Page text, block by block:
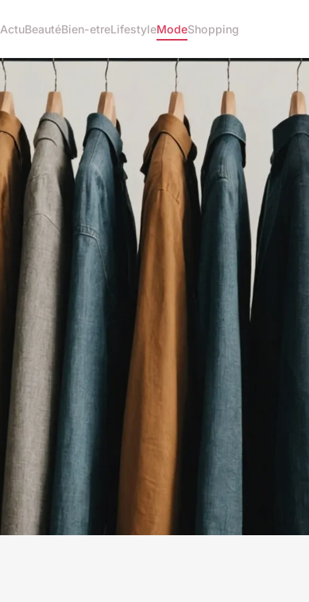
ActuBeautéBien-etreLifestyleModeShopping